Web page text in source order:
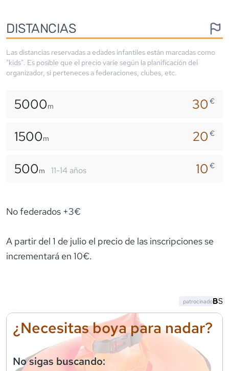
DISTANCIAS
Las distancias reservadas a edades infantiles están marcadas como
"kids". Es posible que el precio varíe según la planificación del
organizador, si perteneces a federaciones, clubes, etc.
5000m 30€
1500m 20€
500m 11-14 años 10€
No federados +3€
A partir del 1 de julio el precio de las inscripciones se
incrementará en 10€.
¿Necesitas boya para nadar?
No sigas buscando:
patrocinado